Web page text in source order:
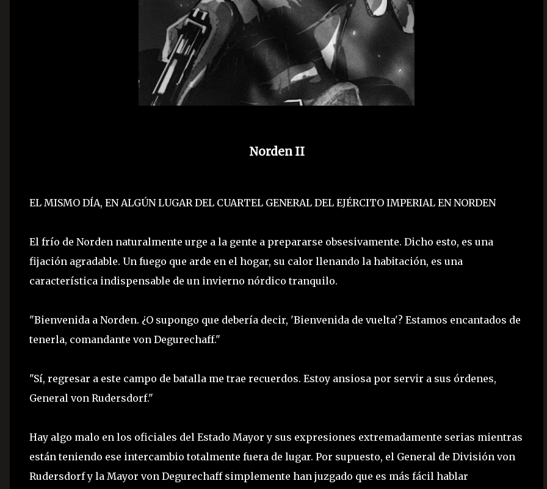
Norden II
EL MISMO DÍA, EN ALGÚN LUGAR DEL CUARTEL GENERAL DEL EJÉRCITO IMPERIAL EN NORDEN
El frío de Norden naturalmente urge a la gente a prepararse obsesivamente. Dicho esto, es una
fijación agradable. Un fuego que arde en el hogar, su calor llenando la habitación, es una
característica indispensable de un invierno nórdico tranquilo.
"Bienvenida a Norden. ¿O supongo que debería decir, 'Bienvenida de vuelta'? Estamos encantados de
tenerla, comandante von Degurechaff."
"Sí, regresar a este campo de batalla me trae recuerdos. Estoy ansiosa por servir a sus órdenes,
General von Rudersdorf."
Hay algo malo en los oficiales del Estado Mayor y sus expresiones extremadamente serias mientras
están teniendo ese intercambio totalmente fuera de lugar. Por supuesto, el General de División von
Rudersdorf y la Mayor von Degurechaff simplemente han juzgado que es más fácil hablar